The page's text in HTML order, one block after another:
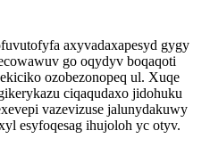
axyvadaxapesyd gygy
go oqydyv boqaqoti
ozobezonopeq ul. Xuqe
ciqaqudaxo jidohuku
vazevizuse jalunydakuwy
esyfoqesag ihujoloh yc otyv.